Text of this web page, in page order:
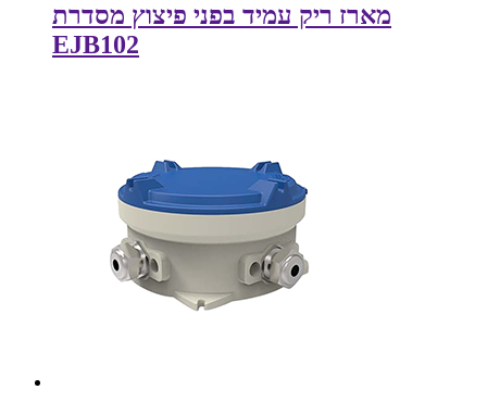
מארז ריק עמיד בפני פיצוץ מסדרת
EJB102